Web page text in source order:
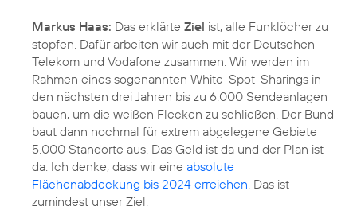
Markus Haas: Das erklärte Ziel ist, alle Funklöcher zu
stopfen. Dafür arbeiten wir auch mit der Deutschen
Telekom und Vodafone zusammen. Wir werden im
Rahmen eines sogenannten White-Spot-Sharings in
den nächsten drei Jahren bis zu 6.000 Sendeanlagen
bauen, um die weißen Flecken zu schließen. Der Bund
baut dann nochmal für extrem abgelegene Gebiete
5.000 Standorte aus. Das Geld ist da und der Plan ist
da. Ich denke, dass wir eine absolute
Flächenabdeckung bis 2024 erreichen . Das ist
zumindest unser Ziel.